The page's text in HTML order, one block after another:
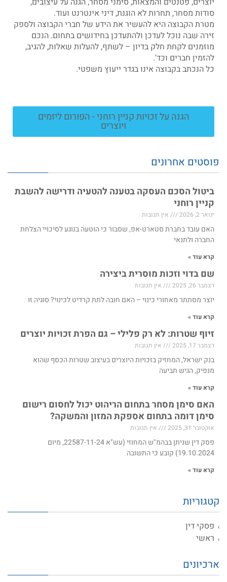
סודות מסחר, תחרות לא הוגנת, דיני אינטרנט ועוד.
מטרת הקבוצה היא להעשיר את הידע של חברי הקבוצה ולספק
זירה שבה נוכל לעדכן ולהתעדכן בחידושים בתחום. הנכם
מוזמנים לקחת חלק בדיון – לשתף, להעלות שאלות, להגיב,
להזמין חברים וכד'.
כל הנכתב בקבוצה אינו בגדר ייעוץ משפטי.
הגנה על זכויות קניין רוחני - הפורום ליזמים
ויוצרים
פוסטים אחרונים
ביטול הסכם העסקה בטענה להטעיה ודרישה להשבת
קניין רוחני
ינואר 2, 2026 אין תגובות
האם עובד בחברת סטארט-אפ, שסבור כי הוטעה בנוגע לסיכויי הצלחת
החברה ולתנאי
קרא עוד »
שם בדוי וזכות מוסרית ביצירה
דצמבר 26, 2025 אין תגובות
יוצר מסתתר מאחורי כינוי – האם חובה לתת קרדיט לכינוי? סוגיה זו
קרא עוד »
זיוף שטרות: לא רק פלילי – גם הפרת זכויות יוצרים
דצמבר 17, 2025 אין תגובות
בנק ישראל, המחזיק בזכויות היוצרים בעיצוב שטרות הכסף שהוא
מנפיק, הגיש תביעה
קרא עוד »
האם סימן מסחר בתחום הריהוט יכול לחסום רישום
סימן דומה בתחום אספקת המזון והמשקה?
אוקטובר 31, 2025 אין תגובות
פסק דין שניתן בבהמ"ש המחוזי (עש"א 22587-11-24, מיום
19.10.2024) קובע כי התשובה
קרא עוד »
קטגוריות
פסקי דין
ראשי
ארכיונים